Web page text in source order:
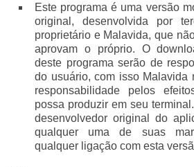
Este programa é uma versão
original, desenvolvida por
proprietário e Malavida, que
aprovam o próprio. O
deste programa serão de
do usuário, com isso Malavida
responsabilidade pelos
possa produzir em seu
desenvolvedor original do
qualquer uma de suas
qualquer ligação com esta